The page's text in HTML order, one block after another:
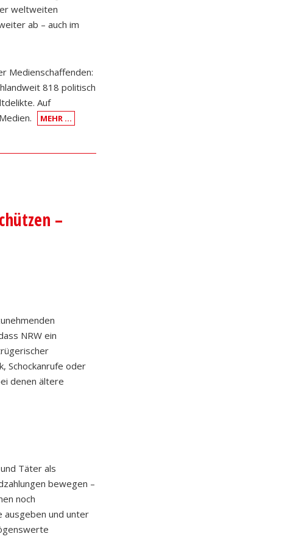
weltweiten
ab – auch im
Medienschaffenden:
818 politisch
Auf
MEHR …
–
NRW ein
Schockanrufe oder
denen ältere
Täter als
bewegen –
noch
ausgeben und unter